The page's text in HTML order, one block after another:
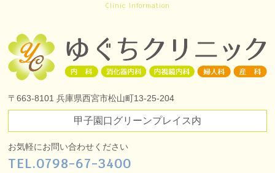
Clinic Information
〒663-8101兵庫県西宮市松山町13-25-204
甲子園口グリーンプレイス内
お気軽にお問い合わせください
TEL.0798-67-3400